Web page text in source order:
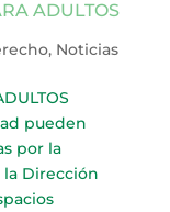
ADULTOS
, Noticias
pueden
por la
Dirección